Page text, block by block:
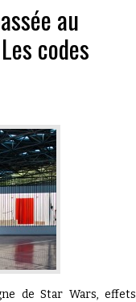
au
codes
de Star Wars, effets